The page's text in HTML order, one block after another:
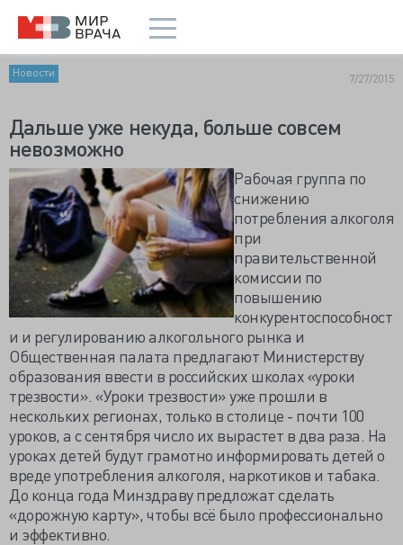
Новости 7/27/2015
Дальше уже некуда, больше совсем
невозможно
Рабочая группа по
снижению
потребления алкоголя
при
правительственной
комиссии по
повышению
конкурентоспособност
и и регулированию алкогольного рынка и
Общественная палата предлагают Министерству
образования ввести в российских школах «уроки
трезвости». «Уроки трезвости» уже прошли в
нескольких регионах, только в столице - почти 100
уроков, а с сентября число их вырастет в два раза. На
уроках детей будут грамотно информировать детей о
вреде употребления алкоголя, наркотиков и табака.
До конца года Минздраву предложат сделать
«дорожную карту», чтобы всё было профессионально
и эффективно.